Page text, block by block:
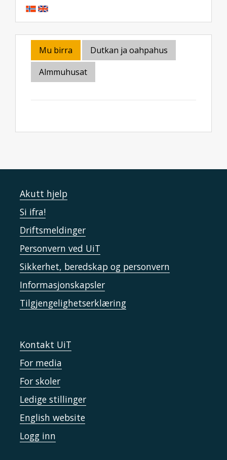
Mu birra
Dutkan ja oahpahus
Almmuhusat
Akutt hjelp
Si ifra!
Driftsmeldinger
Personvern ved UiT
Sikkerhet, beredskap og personvern
Informasjonskapsler
Tilgjengelighetserklæring
Kontakt UiT
For media
For skoler
Ledige stillinger
English website
Logg inn